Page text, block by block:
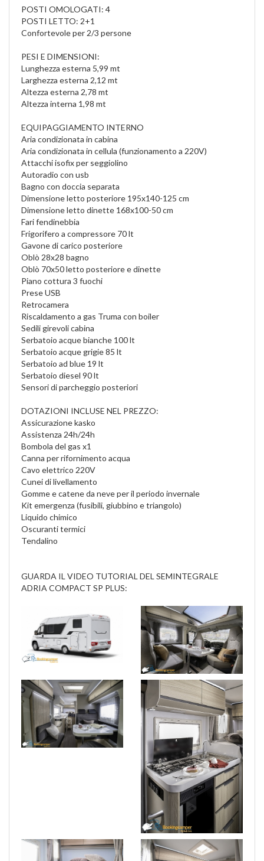
POSTI OMOLOGATI: 4
POSTI LETTO: 2+1
Confortevole per 2/3 persone
PESI E DIMENSIONI:
Lunghezza esterna 5,99 mt
Larghezza esterna 2,12 mt
Altezza esterna 2,78 mt
Altezza interna 1,98 mt
EQUIPAGGIAMENTO INTERNO
Aria condizionata in cabina
Aria condizionata in cellula (funzionamento a 220V)
Attacchi isofix per seggiolino
Autoradio con usb
Bagno con doccia separata
Dimensione letto posteriore 195x140-125 cm
Dimensione letto dinette 168x100-50 cm
Fari fendinebbia
Frigorifero a compressore 70 lt
Gavone di carico posteriore
Oblò 28x28 bagno
Oblò 70x50 letto posteriore e dinette
Piano cottura 3 fuochi
Prese USB
Retrocamera
Riscaldamento a gas Truma con boiler
Sedili girevoli cabina
Serbatoio acque bianche 100 lt
Serbatoio acque grigie 85 lt
Serbatoio ad blue 19 lt
Serbatoio diesel 90 lt
Sensori di parcheggio posteriori
DOTAZIONI INCLUSE NEL PREZZO:
Assicurazione kasko
Assistenza 24h/24h
Bombola del gas x1
Canna per rifornimento acqua
Cavo elettrico 220V
Cunei di livellamento
Gomme e catene da neve per il periodo invernale
Kit emergenza (fusibili, giubbino e triangolo)
Liquido chimico
Oscuranti termici
Tendalino
GUARDA IL VIDEO TUTORIAL DEL SEMINTEGRALE
ADRIA COMPACT SP PLUS: